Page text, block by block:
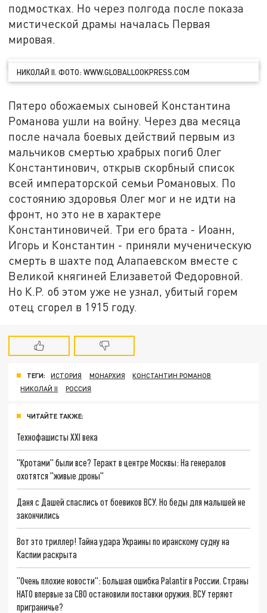
подмостках. Но через полгода после показа
мистической драмы началась Первая
мировая.
НИКОЛАЙ II. ФОТО: WWW.GLOBALLOOKPRESS.COM
Пятеро обожаемых сыновей Константина
Романова ушли на войну. Через два месяца
после начала боевых действий первым из
мальчиков смертью храбрых погиб Олег
Константинович, открыв скорбный список
всей императорской семьи Романовых. По
состоянию здоровья Олег мог и не идти на
фронт, но это не в характере
Константиновичей. Три его брата - Иоанн,
Игорь и Константин - приняли мученическую
смерть в шахте под Алапаевском вместе с
Великой княгиней Елизаветой Федоровной.
Но К.Р. об этом уже не узнал, убитый горем
отец сгорел в 1915 году.
ТЕГИ: ИСТОРИЯ МОНАРХИЯ
КОНСТАНТИН РОМАНОВ
НИКОЛАЙ II
РОССИЯ
ЧИТАЙТЕ ТАКЖЕ:
Технофашисты XXI века
"Кротами" были все? Теракт в центре Москвы: На генералов
охотятся "живые дроны"
Даня с Дашей спаслись от боевиков ВСУ. Но беды для малышей не
закончились
Вот это триллер! Тайна удара Украины по иранскому судну на
Каспии раскрыта
"Очень плохие новости": Большая ошибка Palantir в России. Страны
НАТО впервые за СВО остановили поставки оружия. ВСУ теряют
приграничье?